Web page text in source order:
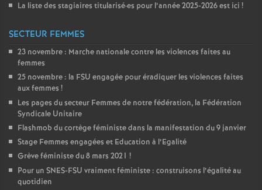
La liste des stagiaires titularisé·es pour l’année 2025-2026 est ici !
SECTEUR FEMMES
23 novembre : Marche nationale contre les violences faites au
femmes
25 novembre : la FSU engagée pour éradiquer les violences faites
aux femmes !
Les pages du secteur Femmes de notre fédération, la Fédération
Syndicale Unitaire
Flashmob du cortège féministe dans la manifestation du 9 janvier
Stage Femmes engagées et Education à l’Egalité
Grève féministe du 8 mars 2021 !
Pour un SNES-FSU vraiment féministe : construisons l’égalité au
quotidien